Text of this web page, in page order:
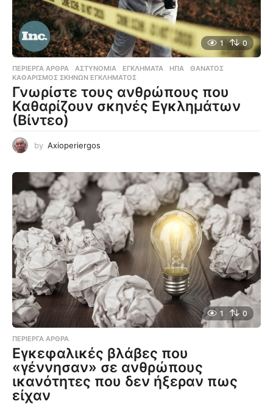
1 0
ΠΕΡΊΕΡΓΑ ΆΡΘΡΑ ΑΣΤΥΝΟΜΊΑ ,ΕΓΚΛΉΜΑΤΑ ,ΗΠΑ ,ΘΆΝΑΤΟΣ
ΚΑΘΑΡΙΣΜΌΣ ΣΚΗΝΏΝ ΕΓΚΛΉΜΑΤΟΣ
Γνωρίστε τους ανθρώπους που
Καθαρίζουν σκηνές Εγκλημάτων
(Βίντεο)
by Axioperiergos
1 0
ΠΕΡΊΕΡΓΑ ΆΡΘΡΑ
Εγκεφαλικές βλάβες που
«γέννησαν» σε ανθρώπους
ικανότητες που δεν ήξεραν πως
είχαν